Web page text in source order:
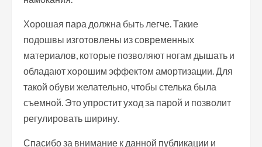
Хорошая пара должна быть легче. Такие
подошвы изготовлены из современных
материалов, которые позволяют ногам дышать и
обладают хорошим эффектом амортизации. Для
такой обуви желательно, чтобы стелька была
съемной. Это упростит уход за парой и позволит
регулировать ширину.
Спасибо за внимание к данной публикации и